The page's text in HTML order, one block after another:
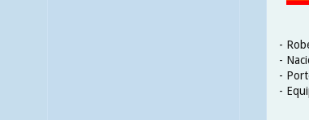
-
-
-
-